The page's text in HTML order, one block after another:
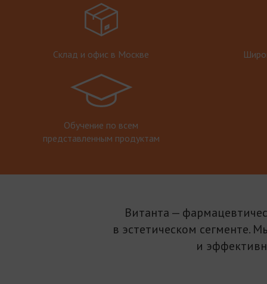
Склад и офис в Москве
Обучение по всем
представленным продуктам
Витанта —
в эстетическом сегменте.
и